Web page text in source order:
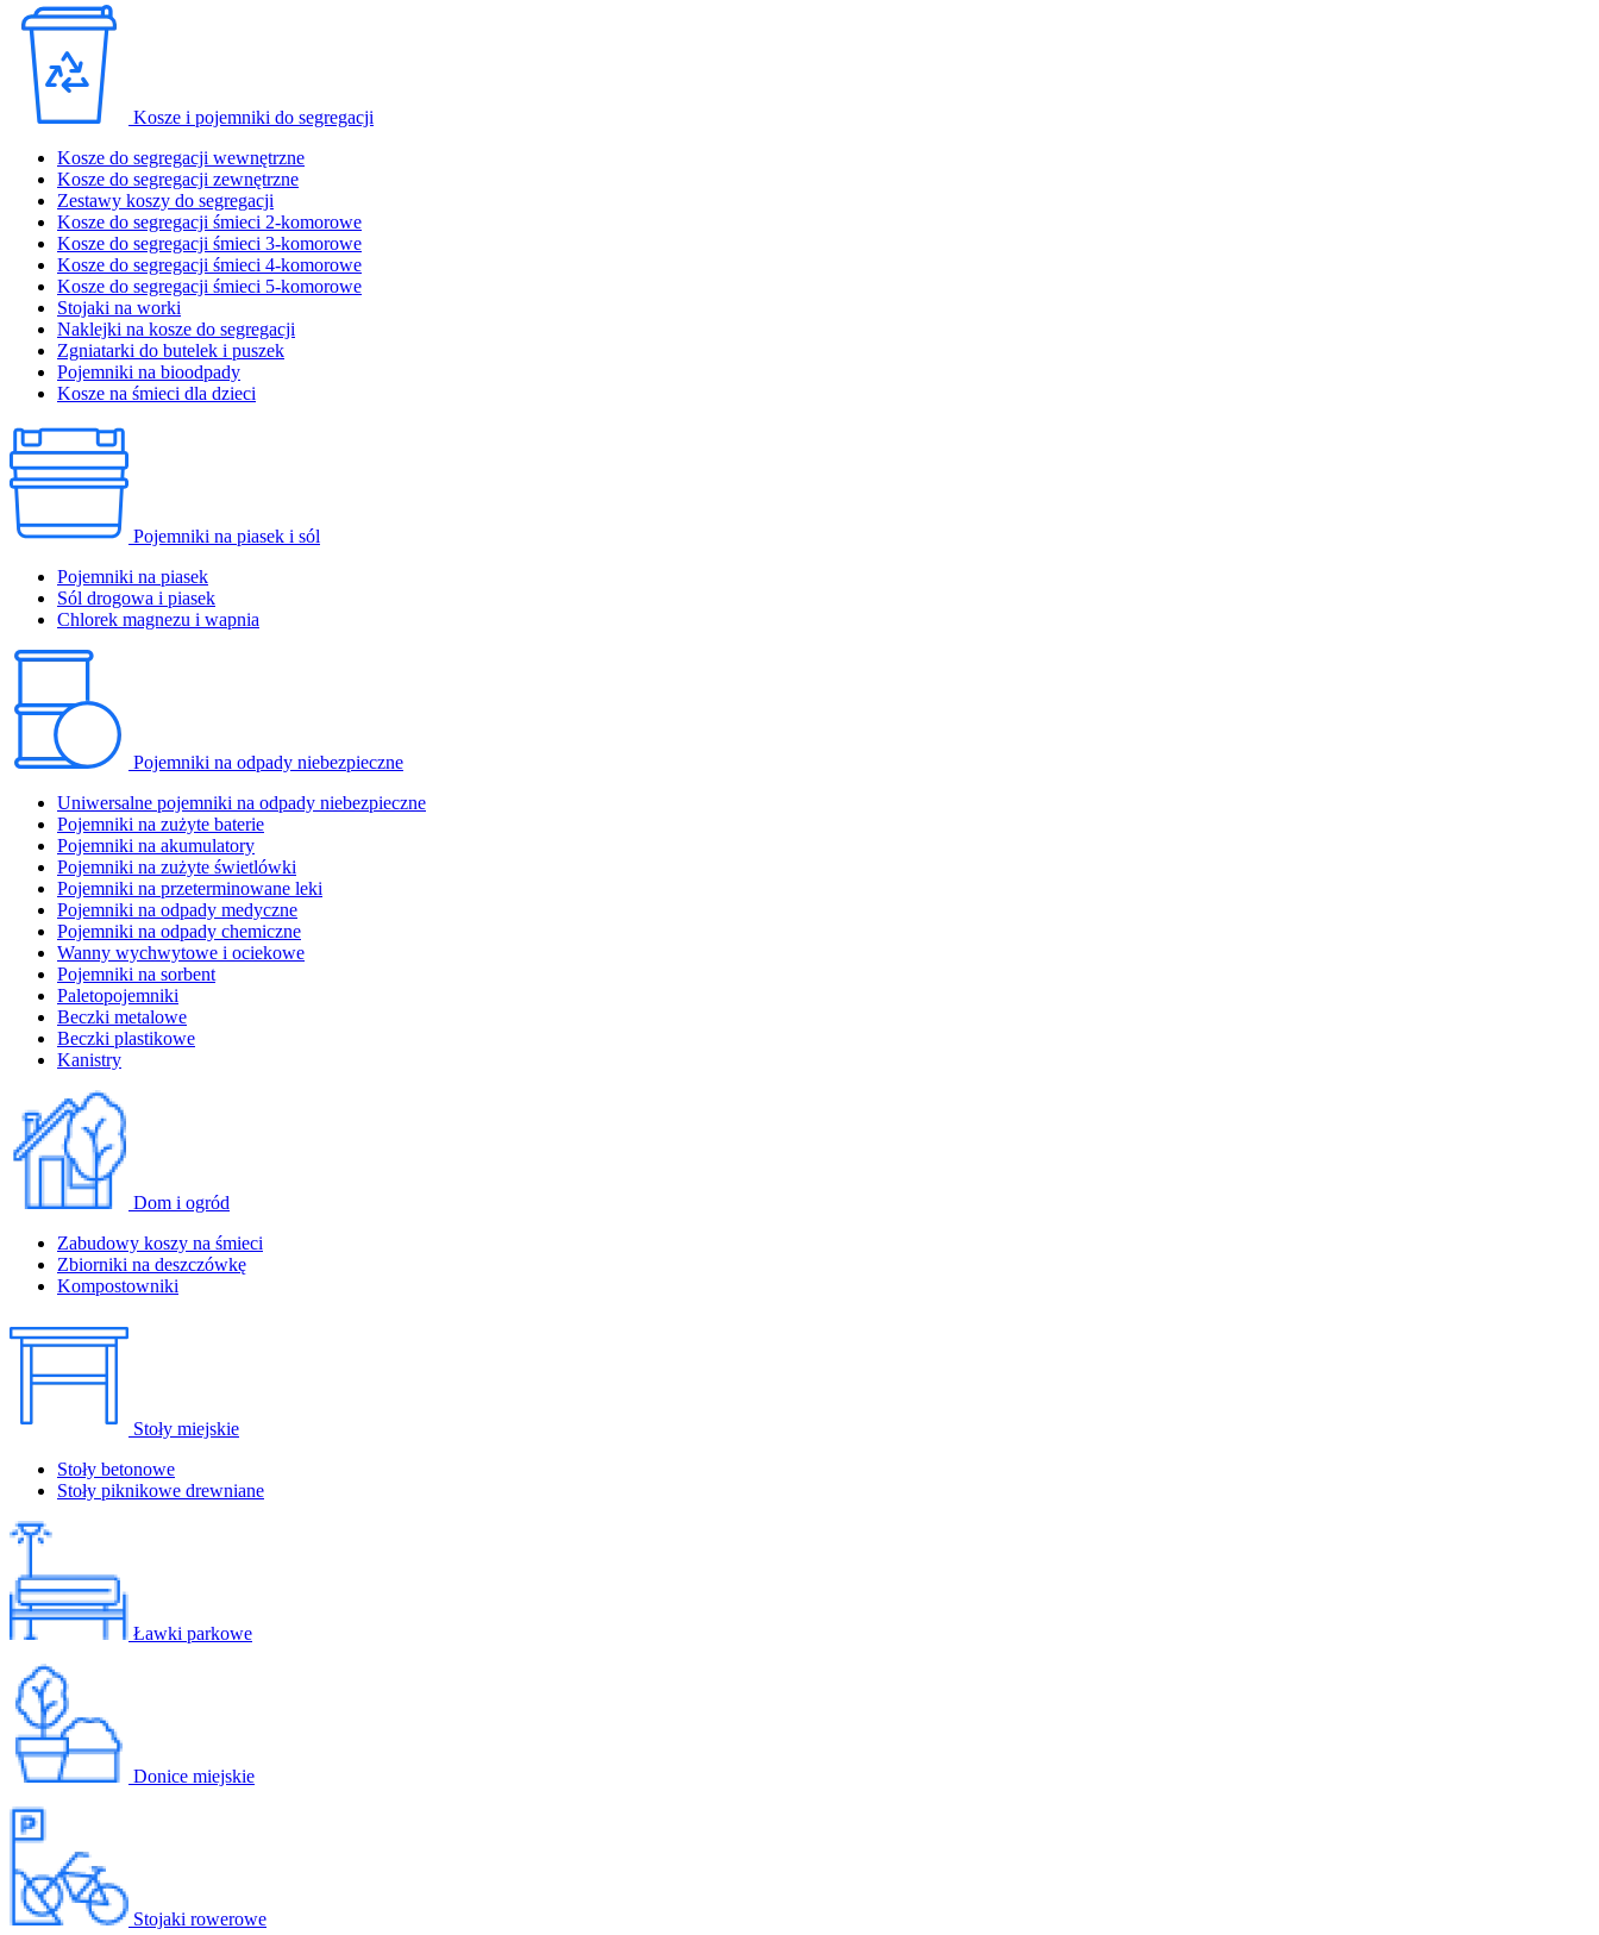
Kosze i pojemniki do segregacji
Kosze do segregacji wewnętrzne
Kosze do segregacji zewnętrzne
Zestawy koszy do segregacji
Kosze do segregacji śmieci 2-komorowe
Kosze do segregacji śmieci 3-komorowe
Kosze do segregacji śmieci 4-komorowe
Kosze do segregacji śmieci 5-komorowe
Stojaki na worki
Naklejki na kosze do segregacji
Zgniatarki do butelek i puszek
Pojemniki na bioodpady
Kosze na śmieci dla dzieci
Pojemniki na piasek i sól
Pojemniki na piasek
Sól drogowa i piasek
Chlorek magnezu i wapnia
Pojemniki na odpady niebezpieczne
Uniwersalne pojemniki na odpady niebezpieczne
Pojemniki na zużyte baterie
Pojemniki na akumulatory
Pojemniki na zużyte świetlówki
Pojemniki na przeterminowane leki
Pojemniki na odpady medyczne
Pojemniki na odpady chemiczne
Wanny wychwytowe i ociekowe
Pojemniki na sorbent
Paletopojemniki
Beczki metalowe
Beczki plastikowe
Kanistry
Dom i ogród
Zabudowy koszy na śmieci
Zbiorniki na deszczówkę
Kompostowniki
Stoły miejskie
Stoły betonowe
Stoły piknikowe drewniane
Ławki parkowe
Donice miejskie
Stojaki rowerowe